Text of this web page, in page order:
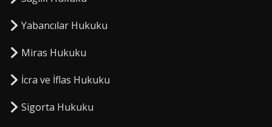
Yabancılar Hukuku
Miras Hukuku
⁠İcra ve İflas Hukuku
Sigorta Hukuku